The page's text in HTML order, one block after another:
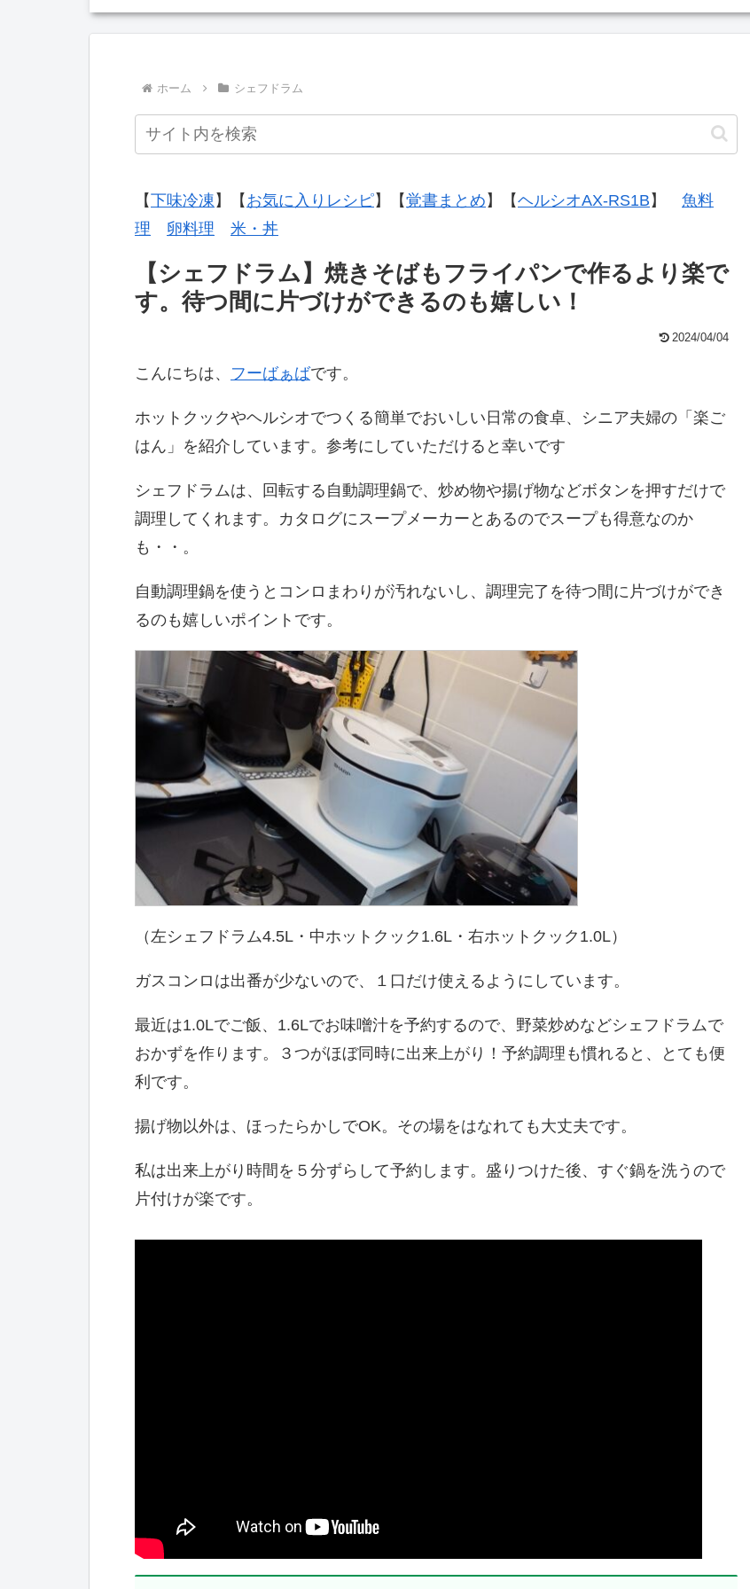
ホーム シェフドラム
【下味冷凍 】【 お気に入りレシピ】【覚書まとめ 】【ヘルシオAX-RS1B 】 魚料
理
卵料理 米・丼
【シェフドラム】焼きそばもフライパンで作るより楽で
す。待つ間に片づけができるのも嬉しい！
2024/04/04
こんにちは、 フーばぁばです。
ホットクックやヘルシオでつくる簡単でおいしい日常の食卓、シニア夫婦の「楽ご
はん」を紹介しています。参考にしていただけると幸いです
シェフドラムは、回転する自動調理鍋で、炒め物や揚げ物などボタンを押すだけで
調理してくれます。カタログにスープメーカーとあるのでスープも得意なのか
も・・。
自動調理鍋を使うとコンロまわりが汚れないし、調理完了を待つ間に片づけができ
るのも嬉しいポイントです。
（左シェフドラム4.5L・中ホットクック1.6L・右ホットクック1.0L）
ガスコンロは出番が少ないので、１口だけ使えるようにしています。
最近は1.0Lでご飯、1.6Lでお味噌汁を予約するので、野菜炒めなどシェフドラムで
おかずを作ります。３つがほぼ同時に出来上がり！予約調理も慣れると、とても便
利です。
揚げ物以外は、ほったらかしでOK。その場をはなれても大丈夫です。
私は出来上がり時間を５分ずらして予約します。盛りつけた後、すぐ鍋を洗うので
片付けが楽です。